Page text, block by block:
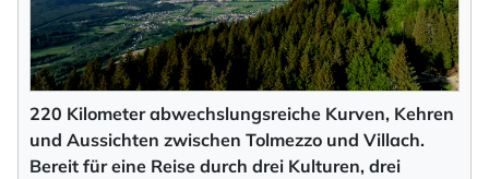
220 Kilometer abwechslungsreiche Kurven, Kehren
und Aussichten zwischen Tolmezzo und Villach.
Bereit für eine Reise durch drei Kulturen, drei